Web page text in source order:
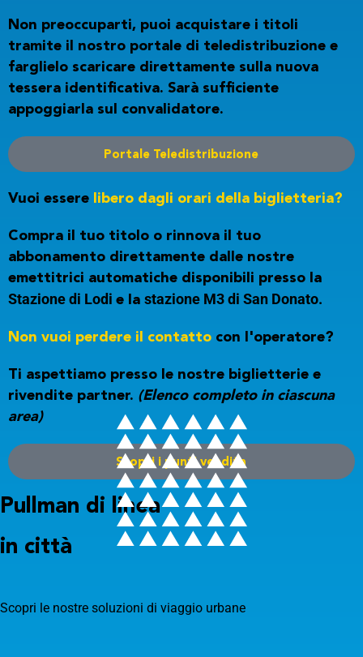
Non preoccuparti, puoi acquistare i titoli
tramite il nostro portale di teledistribuzione e
farglielo scaricare direttamente sulla nuova
tessera identificativa. Sarà sufficiente
appoggiarla sul convalidatore.
Portale Teledistribuzione
Vuoi essere libero dagli orari della biglietteria?
Compra il tuo titolo o rinnova il tuo
abbonamento direttamente dalle nostre
emettitrici automatiche disponibili presso la
Stazione di Lodi e la stazione M3 di San Donato.
Non vuoi perdere il contatto con l'operatore?
Ti aspettiamo presso le nostre biglietterie e
rivendite partner. (Elenco completo in ciascuna
area)
Scopri i punti vendita
Pullman di linea
in città
Scopri le nostre soluzioni di viaggio urbane